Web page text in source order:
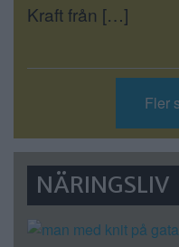
Kraft från […]
Fler
NÄRINGSLIV